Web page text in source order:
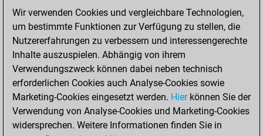
Mai 31, 2021
You created
your Fritz account
Fritz
Sonntag,
Januar 13, 2019
You played 3
slow games
Play
Wir verwenden Cookies und vergleichbare Technologien,
um bestimmte Funktionen zur Verfügung zu stellen, die
Nutzererfahrungen zu verbessern und interessengerechte
Inhalte auszuspielen. Abhängig von ihrem
Verwendungszweck können dabei neben technisch
erforderlichen Cookies auch Analyse-Cookies sowie
Marketing-Cookies eingesetzt werden. Hierkönnen Sie der
Verwendung von Analyse-Cookies und Marketing-Cookies
widersprechen. Weitere Informationen finden Sie in